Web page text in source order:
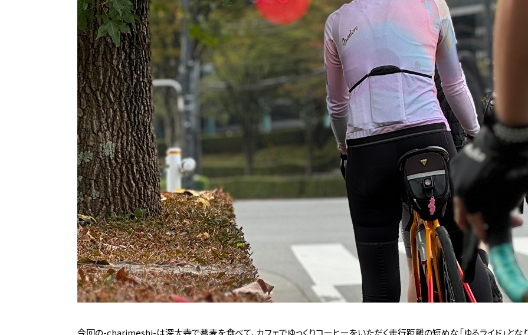
今回の-charimeshi-は深大寺で蕎麦を食べて、カフェでゆっくりコーヒーをいただく走行距離の短めな「ゆるライド」とな